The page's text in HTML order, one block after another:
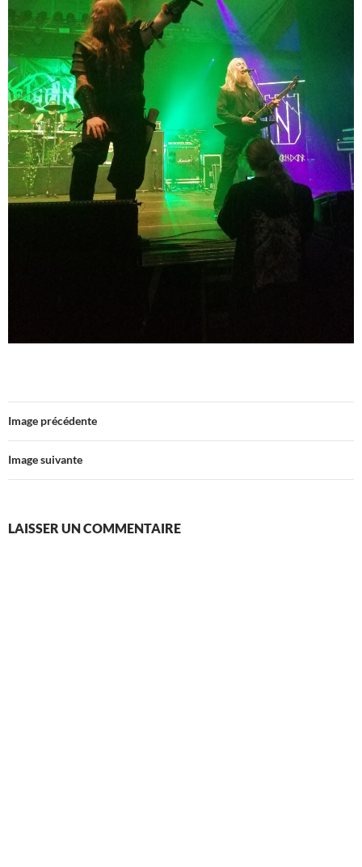
Image précédente
Image suivante
LAISSER UN COMMENTAIRE